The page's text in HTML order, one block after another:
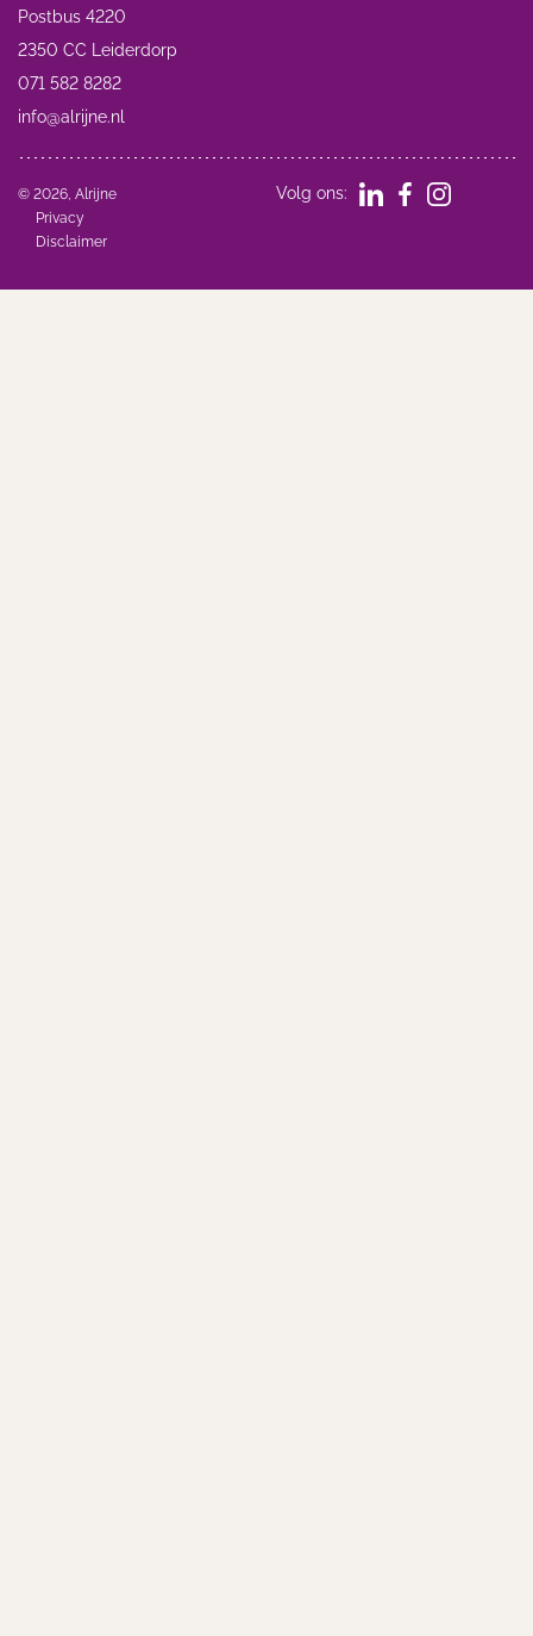
Postbus 4220
2350 CC Leiderdorp
071 582 8282
info@alrijne.nl
© 2026, Alrijne
Privacy
Disclaimer
Volg ons: